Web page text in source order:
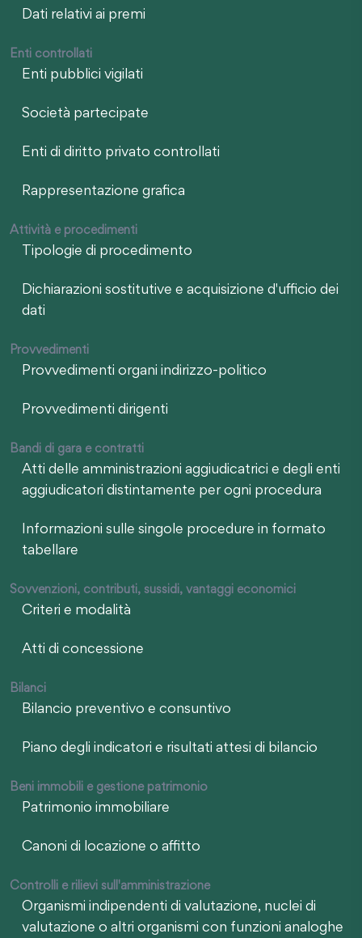
Dati relativi ai premi
Enti controllati
Enti pubblici vigilati
Società partecipate
Enti di diritto privato controllati
Rappresentazione grafica
Attività e procedimenti
Tipologie di procedimento
Dichiarazioni sostitutive e acquisizione d'ufficio dei
dati
Provvedimenti
Provvedimenti organi indirizzo-politico
Provvedimenti dirigenti
Bandi di gara e contratti
Atti delle amministrazioni aggiudicatrici e degli enti
aggiudicatori distintamente per ogni procedura
Informazioni sulle singole procedure in formato
tabellare
Sovvenzioni, contributi, sussidi, vantaggi economici
Criteri e modalità
Atti di concessione
Bilanci
Bilancio preventivo e consuntivo
Piano degli indicatori e risultati attesi di bilancio
Beni immobili e gestione patrimonio
Patrimonio immobiliare
Canoni di locazione o affitto
Controlli e rilievi sull'amministrazione
Organismi indipendenti di valutazione, nuclei di
valutazione o altri organismi con funzioni analoghe